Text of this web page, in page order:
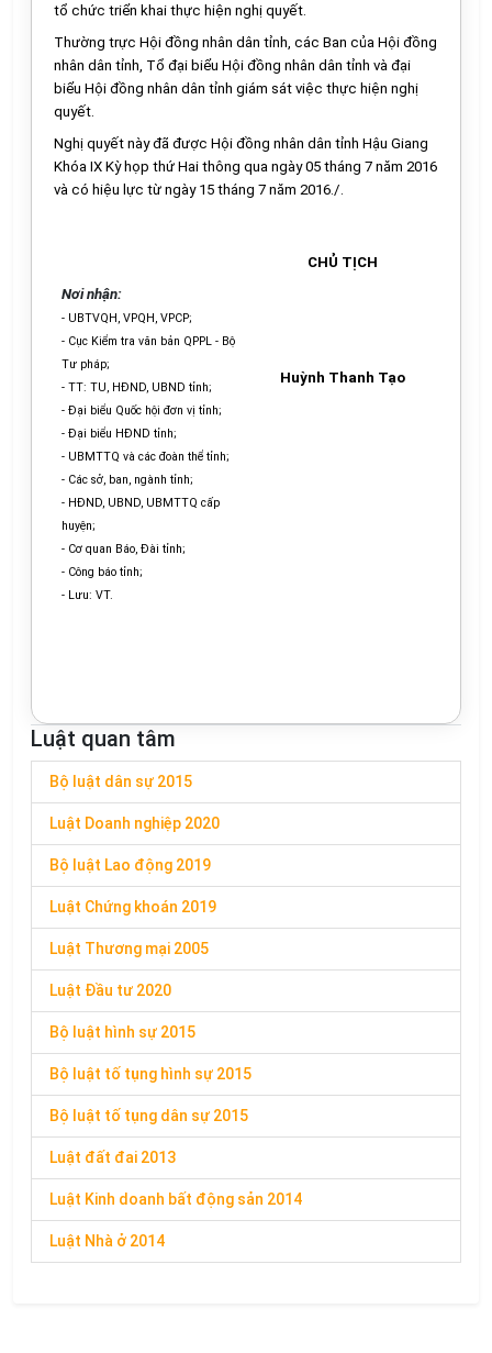
tổ chức triển khai thực hiện nghị quyết.
Thường trực Hội đồng nhân dân tỉnh, các Ban của Hội đồng
nhân dân tỉnh, Tổ đại biểu Hội đồng nhân dân tỉnh và đại
biểu Hội đồng nhân dân tỉnh giám sát việc thực hiện nghị
quyết.
Nghị quyết này đã được Hội đồng nhân dân tỉnh Hậu Giang
Khóa IX Kỳ họp thứ Hai thông qua ngày 05 tháng 7 năm 2016
và có hiệu lực từ ngày 15 tháng 7 năm 2016./.
Nơi nhận:
- UBTVQH, VPQH, VPCP;
- Cục Kiểm tra văn bản QPPL- Bộ
Tư pháp;
-TT: TU, HĐND, UBND tỉnh;
-Đại biểu Quốc hội đơn vị tỉnh;
-Đại biểu HĐND tỉnh;
- UBMTTQ và các đoàn thể tỉnh;
- Các sở, ban, ngành tỉnh;
- HĐND, UBND, UBMTTQ cấp
huyện;
- Cơ quan Báo, Đài tỉnh;
- Công báo tỉnh;
- Lưu:VT.
CHỦ TỊCH
Huỳnh Thanh Tạo
Luật quan tâm
Bộ luật dân sự 2015
Luật Doanh nghiệp 2020
Bộ luật Lao động 2019
Luật Chứng khoán 2019
Luật Thương mại 2005
Luật Đầu tư 2020
Bộ luật hình sự 2015
Bộ luật tố tụng hình sự 2015
Bộ luật tố tụng dân sự 2015
Luật đất đai 2013
Luật Kinh doanh bất động sản 2014
Luật Nhà ở 2014